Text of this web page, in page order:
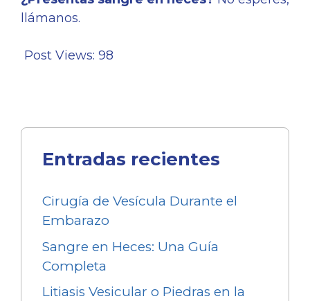
llámanos.
Post Views: 98
Entradas recientes
Cirugía de Vesícula Durante el
Embarazo
Sangre en Heces: Una Guía
Completa
Litiasis Vesicular o Piedras en la